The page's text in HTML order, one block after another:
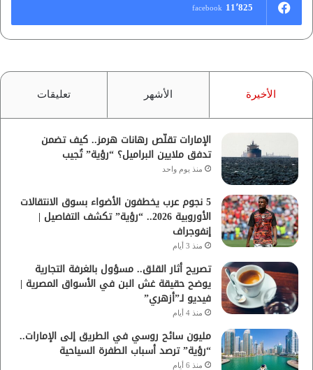
11٬825 facebook
الأخيرة الأشهر تعليقات
الإمارات تقلّص رهانات هرمز.. كيف تضمن
تدفق ملايين البراميل؟ “رؤية” تُجيب
منذ يوم واحد
5 نجوم عرب يخطفون الأضواء بسوق الانتقالات
الأوروبية 2026.. “رؤية” تكشف التفاصيل |
إنفوجراف
منذ 3 أيام
تصريح أثار القلق.. مسؤول بالغرفة التجارية
يوضح حقيقة غش البن في الأسواق المصرية |
فيديو لـ”أزهري”
منذ 4 أيام
مليون سائح روسي في الطريق إلى الإمارات..
“رؤية” ترصد أسباب الطفرة السياحية
منذ 6 أيام